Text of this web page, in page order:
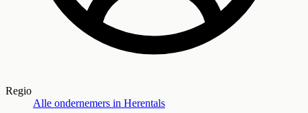
Regio
Alle ondernemers in Herentals